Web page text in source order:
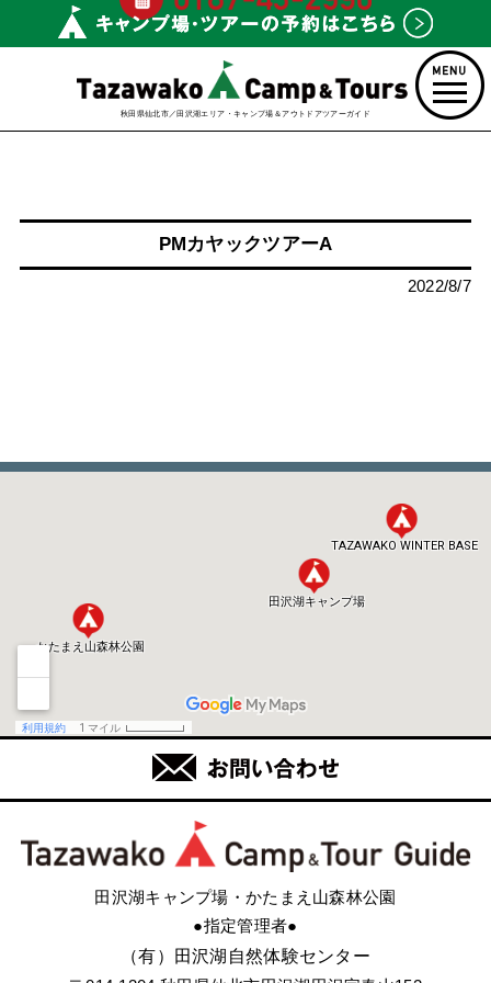
秋田県仙北市／田沢湖エリア・キャンプ場＆アウトドアツアーガイド
PMカヤックツアーA
2022/8/7
田沢湖キャンプ場・かたまえ山森林公園
●指定管理者●
（有）田沢湖自然体験センター